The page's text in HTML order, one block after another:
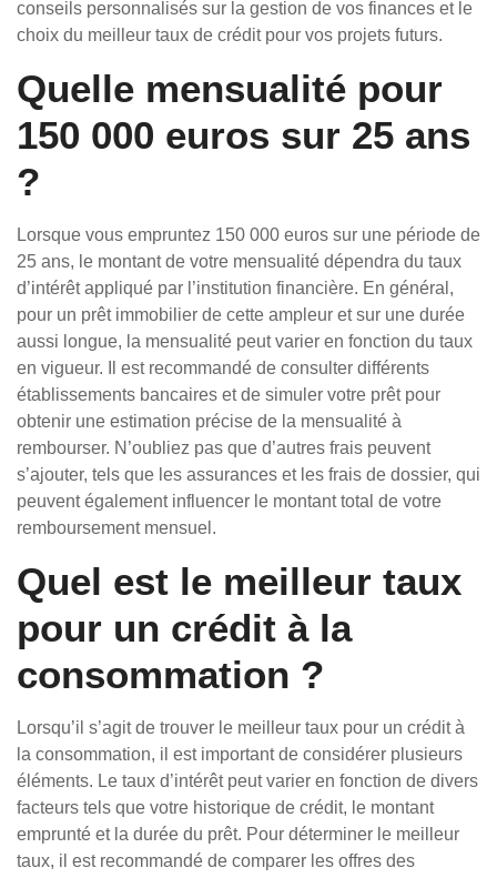
conseils personnalisés sur la gestion de vos finances et le
choix du meilleur taux de crédit pour vos projets futurs.
Quelle mensualité pour
150 000 euros sur 25 ans
?
Lorsque vous empruntez 150 000 euros sur une période de
25 ans, le montant de votre mensualité dépendra du taux
d’intérêt appliqué par l’institution financière. En général,
pour un prêt immobilier de cette ampleur et sur une durée
aussi longue, la mensualité peut varier en fonction du taux
en vigueur. Il est recommandé de consulter différents
établissements bancaires et de simuler votre prêt pour
obtenir une estimation précise de la mensualité à
rembourser. N’oubliez pas que d’autres frais peuvent
s’ajouter, tels que les assurances et les frais de dossier, qui
peuvent également influencer le montant total de votre
remboursement mensuel.
Quel est le meilleur taux
pour un crédit à la
consommation ?
Lorsqu’il s’agit de trouver le meilleur taux pour un crédit à
la consommation, il est important de considérer plusieurs
éléments. Le taux d’intérêt peut varier en fonction de divers
facteurs tels que votre historique de crédit, le montant
emprunté et la durée du prêt. Pour déterminer le meilleur
taux, il est recommandé de comparer les offres des